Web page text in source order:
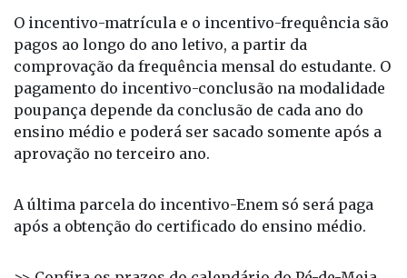
pagos ao longo do ano letivo, a partir da
comprovação da frequência mensal do estudante. O
pagamento do incentivo-conclusão na modalidade
poupança depende da conclusão de cada ano do
ensino médio e poderá ser sacado somente após a
aprovação no terceiro ano.
após a obtenção do certificado do ensino médio.
2025 para o EJA (primeiro semestre):